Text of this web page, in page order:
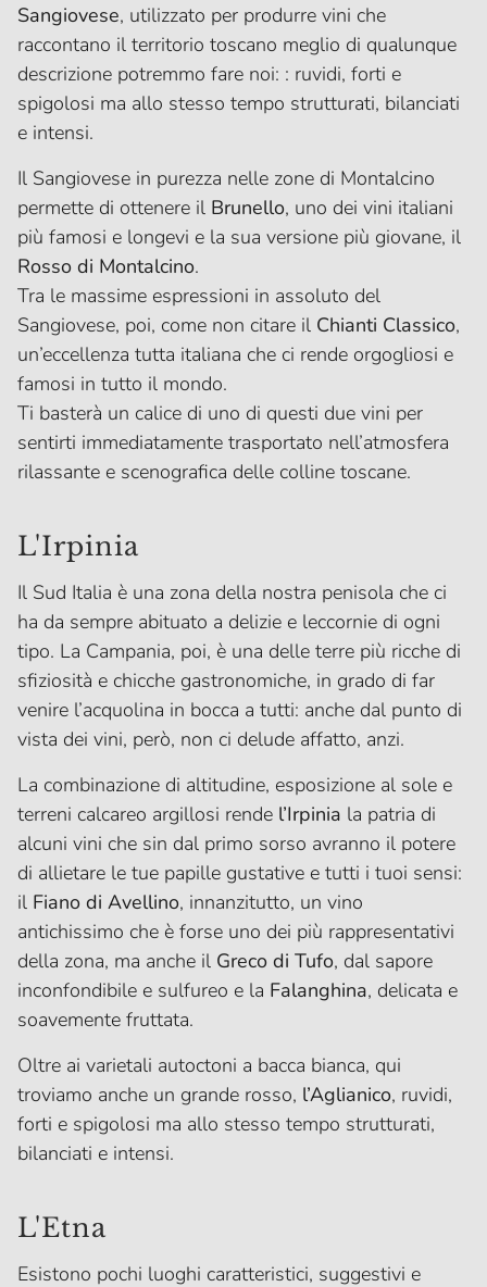
Sangiovese, utilizzato per produrre vini che
raccontano il territorio toscano meglio di qualunque
descrizione potremmo fare noi: : ruvidi, forti e
spigolosi ma allo stesso tempo strutturati, bilanciati
e intensi.
Il Sangiovese in purezza nelle zone di Montalcino
permette di ottenere il Brunello, uno dei vini italiani
più famosi e longevi e la sua versione più giovane, il
Rosso di Montalcino.
Tra le massime espressioni in assoluto del
Sangiovese, poi, come non citare il Chianti Classico,
un’eccellenza tutta italiana che ci rende orgogliosi e
famosi in tutto il mondo.
Ti basterà un calice di uno di questi due vini per
sentirti immediatamente trasportato nell’atmosfera
rilassante e scenografica delle colline toscane.
L'Irpinia
Il Sud Italia è una zona della nostra penisola che ci
ha da sempre abituato a delizie e leccornie di ogni
tipo. La Campania, poi, è una delle terre più ricche di
sfiziosità e chicche gastronomiche, in grado di far
venire l’acquolina in bocca a tutti: anche dal punto di
vista dei vini, però, non ci delude affatto, anzi.
La combinazione di altitudine, esposizione al sole e
terreni calcareo argillosi rende l’Irpinia la patria di
alcuni vini che sin dal primo sorso avranno il potere
di allietare le tue papille gustative e tutti i tuoi sensi:
il Fiano di Avellino, innanzitutto, un vino
antichissimo che è forse uno dei più rappresentativi
della zona, ma anche il Greco di Tufo, dal sapore
inconfondibile e sulfureo e la Falanghina, delicata e
soavemente fruttata.
Oltre ai varietali autoctoni a bacca bianca, qui
troviamo anche un grande rosso, l’Aglianico, ruvidi,
forti e spigolosi ma allo stesso tempo strutturati,
bilanciati e intensi.
L'Etna
Esistono pochi luoghi caratteristici, suggestivi e